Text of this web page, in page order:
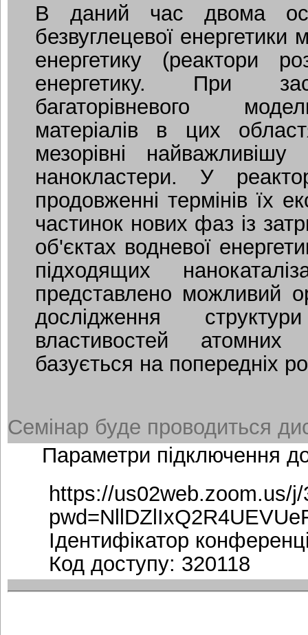
В даний час двома
безвуглецевої
енергетику (реактори
енергетику. При
багаторівневого
матеріалів в цих
мезорівні
нанокластери. У
продовженні термінів їх
частинок нових фаз із
об'єктах водневої
підходящих
представлено можливий
дослідження
властивостей
базується на попередніх
Семінар буде проводиться
Параметри підключення
https://us02web.zoom.us/
Ідентифікатор
Код доступу: 320118